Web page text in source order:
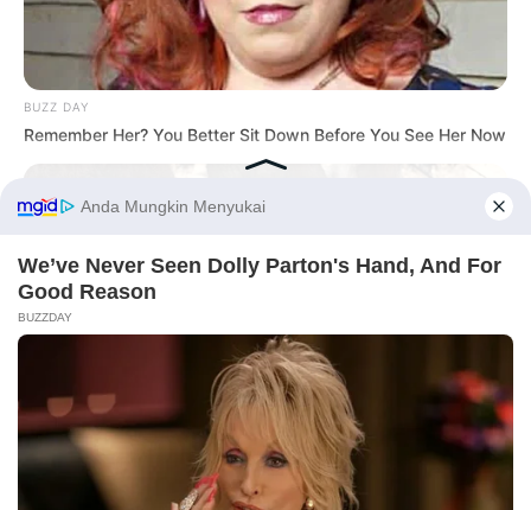
10 Desain Kanopi Tempat
Tidur, Serasa Beristirahat di
Kamar Raja
Tampil Lebih Modern, 7 Potret
Hasil Renovasi Rumah Berusia
90 Tahun
BUZZ DAY
Remember Her? You Better Sit Down Before You See Her Now
BUZZDAY
Bear Approaches Cat: What Happens Next Is Pure Magic
Before You Go